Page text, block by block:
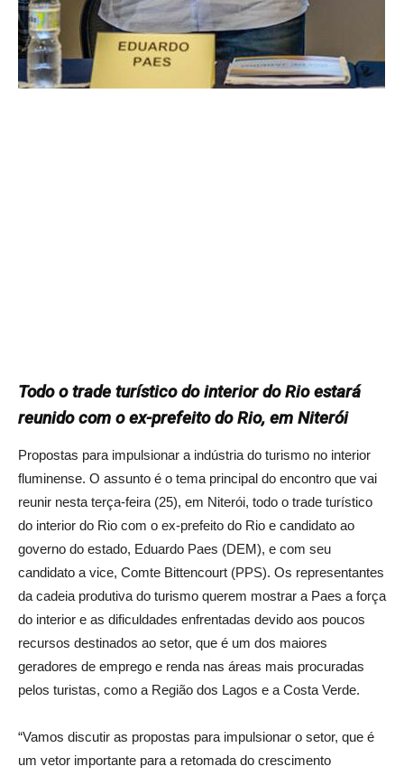
Todo o trade turístico do interior do Rio estará
reunido com o ex-prefeito do Rio, em Niterói
Propostas para impulsionar a indústria do turismo no interior
fluminense. O assunto é o tema principal do encontro que vai
reunir nesta terça-feira (25), em Niterói, todo o trade turístico
do interior do Rio com o ex-prefeito do Rio e candidato ao
governo do estado, Eduardo Paes (DEM), e com seu
candidato a vice, Comte Bittencourt (PPS). Os representantes
da cadeia produtiva do turismo querem mostrar a Paes a força
do interior e as dificuldades enfrentadas devido aos poucos
recursos destinados ao setor, que é um dos maiores
geradores de emprego e renda nas áreas mais procuradas
pelos turistas, como a Região dos Lagos e a Costa Verde.
“Vamos discutir as propostas para impulsionar o setor, que é
um vetor importante para a retomada do crescimento